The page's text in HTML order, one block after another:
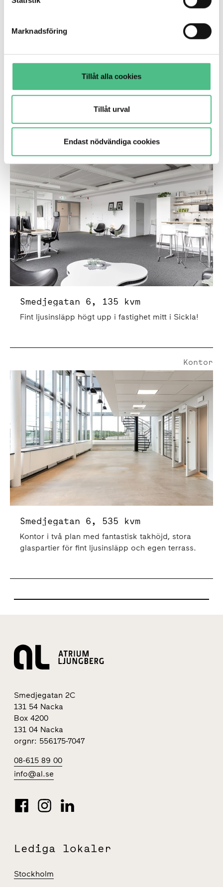
Marknadsföring
Tillåt alla cookies
Tillåt urval
Endast nödvändiga cookies
Marcusplatsen 1B, 423 kvm
kommunikationer och service!
Smedjegatan 6 | 135 Kvm
Smedjegatan 6, 135 kvm
Fint ljusinsläpp högt upp i fastighet mitt i Sickla!
Smedjegatan 6 | 535 Kvm
Kontor
Smedjegatan 6, 535 kvm
Kontor i två plan med fantastisk takhöjd, stora
glaspartier för fint ljusinsläpp och egen terrass.
Smedjegatan 2C
131 54 Nacka
Box 4200
131 04 Nacka
orgnr: 556175-7047
08-615 89 00
info@al.se
Lediga lokaler
Stockholm